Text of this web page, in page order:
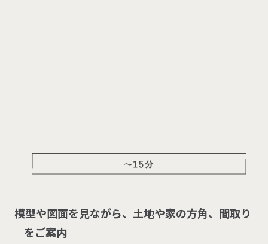
模型や図面を見ながら、土地や家の方角、間取り
をご案内